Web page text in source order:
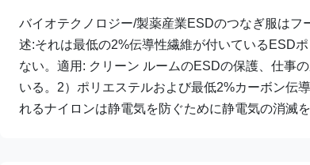
バイオテクノロジー/製薬産業ESDのつなぎ服は
述:それは最低の2%伝導性繊維が付いているESD
ない。適用: クリーン ルームのESDの保護、仕事
いる。2）ポリエステルおよび最低2%カーボン伝
れるナイロンは静電気を防ぐために静電気の消滅